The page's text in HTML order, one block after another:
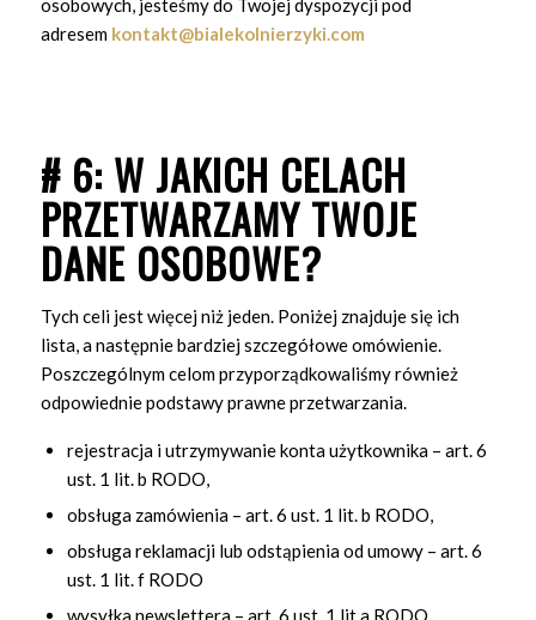
adresem kontakt@bialekolnierzyki.com
# 6: W JAKICH CELACH
PRZETWARZAMY TWOJE
DANE OSOBOWE?
Tych celi jest więcej niż jeden. Poniżej znajduje się ich
lista, a następnie bardziej szczegółowe omówienie.
Poszczególnym celom przyporządkowaliśmy również
odpowiednie podstawy prawne przetwarzania.
rejestracja i utrzymywanie konta użytkownika – art. 6
ust. 1 lit. b RODO,
obsługa zamówienia – art. 6 ust. 1 lit. b RODO,
obsługa reklamacji lub odstąpienia od umowy – art. 6
ust. 1 lit. f RODO
wysyłka newslettera – art. 6 ust. 1 lit a RODO,